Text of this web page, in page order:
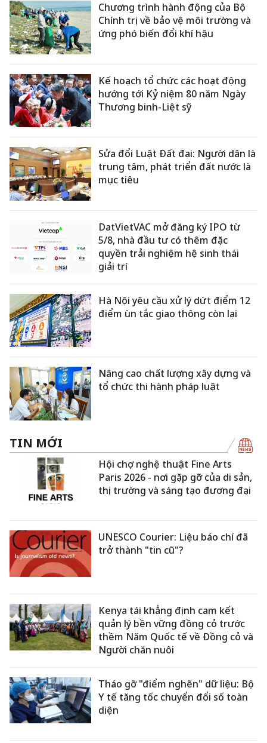
Chương trình hành động của Bộ
Chính trị về bảo vệ môi trường và
ứng phó biến đổi khí hậu
Kế hoạch tổ chức các hoạt động
hướng tới Kỷ niệm 80 năm Ngày
Thương binh-Liệt sỹ
Sửa đổi Luật Đất đai: Người dân là
trung tâm, phát triển đất nước là
mục tiêu
DatVietVAC mở đăng ký IPO từ
5/8, nhà đầu tư có thêm đặc
quyền trải nghiệm hệ sinh thái
giải trí
Hà Nội yêu cầu xử lý dứt điểm 12
điểm ùn tắc giao thông còn lại
Nâng cao chất lượng xây dựng và
tổ chức thi hành pháp luật
TIN MỚI
Hội chợ nghệ thuật Fine Arts
Paris 2026 - nơi gặp gỡ của di sản,
thị trường và sáng tạo đương đại
UNESCO Courier: Liệu báo chí đã
trở thành "tin cũ"?
Kenya tái khẳng định cam kết
quản lý bền vững đồng cỏ trước
thềm Năm Quốc tế về Đồng cỏ và
Người chăn nuôi
Tháo gỡ "điểm nghẽn" dữ liệu: Bộ
Y tế tăng tốc chuyển đổi số toàn
diện